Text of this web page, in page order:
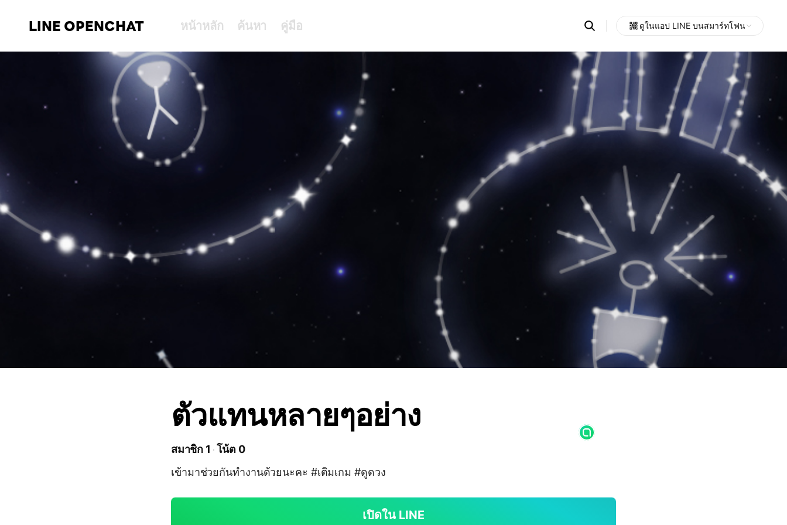
LINE OPENCHAT หน้าหลัก ค้นหา คู่มือ Search
OpenChats
messages
search
area
ดูในแอป LINE บนสมาร์ทโฟน
ตัวแทนหลายๆอย่าง
สมาชิก 1 โน้ต 0
เข้ามาช่วยกันทำงานด้วยนะคะ #เติมเกม #ดูดวง
เปิดใน LINE